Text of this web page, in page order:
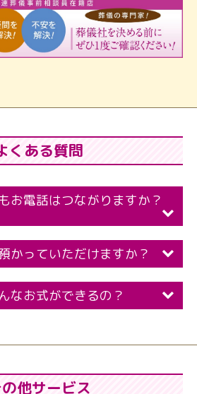
くある質問
お電話はつながりますか？
かっていただけますか？
なお式ができるの？
他サービス